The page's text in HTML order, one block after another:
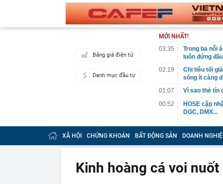
Bảng giá điện tử
Danh mục đầu tư
MỚI NHẤT!
03:35
Trong ba nỗi
luôn đứng
02:19
Chi tiêu tối
sống ít càng
01:07
Vì sao thẻ tín
00:52
HOSE cập
DGC, DMX...
00:12
Tiền lớn bất
phiếu Việt
00:05
Một doanh
00:04
Một yếu tố
XÃ HỘI CHỨNG KHOÁN BẤT ĐỘNG SẢN DOANH
Kinh hoàng cá voi